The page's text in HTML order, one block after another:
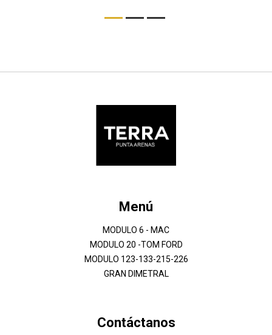
Menú
MODULO 6 - MAC
MODULO 20 -TOM FORD
MODULO 123-133-215-226
GRAN DIMETRAL
Contáctanos